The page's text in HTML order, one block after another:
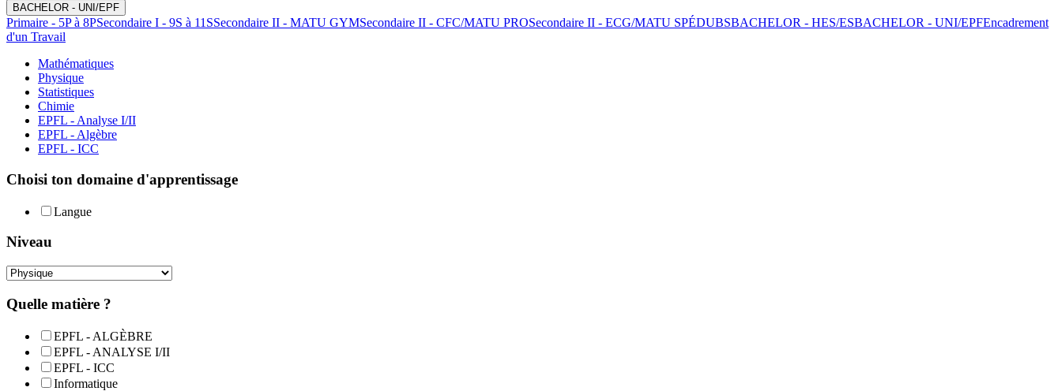
BACHELOR - UNI/EPF
Primaire - 5P à 8PSecondaire I - 9S à 11SSecondaire II - MATU GYMSecondaire II - CFC/MATU PROSecondaire II - ECG/MATU SPÉDUBSBACHELOR - HES/ESBACHELOR - UNI/EPFEncadrement
d'un Travail
Mathématiques
Physique
Statistiques
Chimie
EPFL - Analyse I/II
EPFL - Algèbre
EPFL - ICC
Choisi ton domaine d'apprentissage
Langue
Niveau
Quelle matière ?
EPFL - ALGÈBRE
EPFL - ANALYSE I/II
EPFL - ICC
Informatique